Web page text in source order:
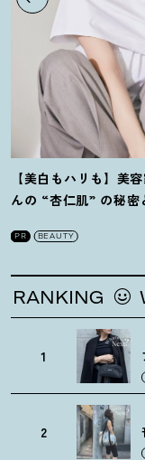
【美白もハリも】美
んの “杏仁肌” の秘密
PR BEAUTY
WEEKLY
1
2